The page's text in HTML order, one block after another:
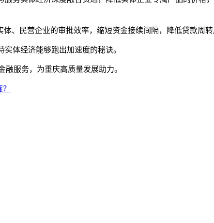
、民营企业的审批效率，缩短资金接续间隔，降低贷款周转
体经济能够跑出加速度的秘诀。
服务，为重庆高质量发展助力。